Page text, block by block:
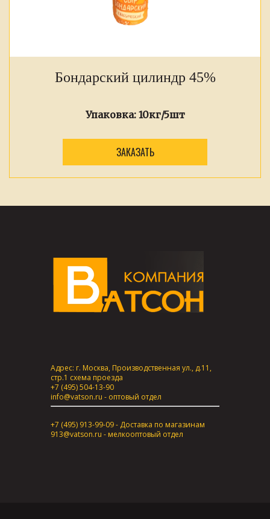
Бондарский цилиндр 45%
Упаковка: 10кг/5шт
ЗАКАЗАТЬ
Адрес: г. Москва, Производственная ул., д.11,
стр.1 схема проезда
+7 (495) 504-13-90
info@vatson.ru - оптовый отдел
+7 (495) 913-99-09 - Доставка по магазинам
913@vatson.ru - мелкооптовый отдел